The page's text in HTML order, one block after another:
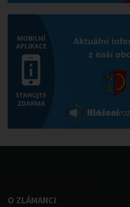
O ZLÁMANCI